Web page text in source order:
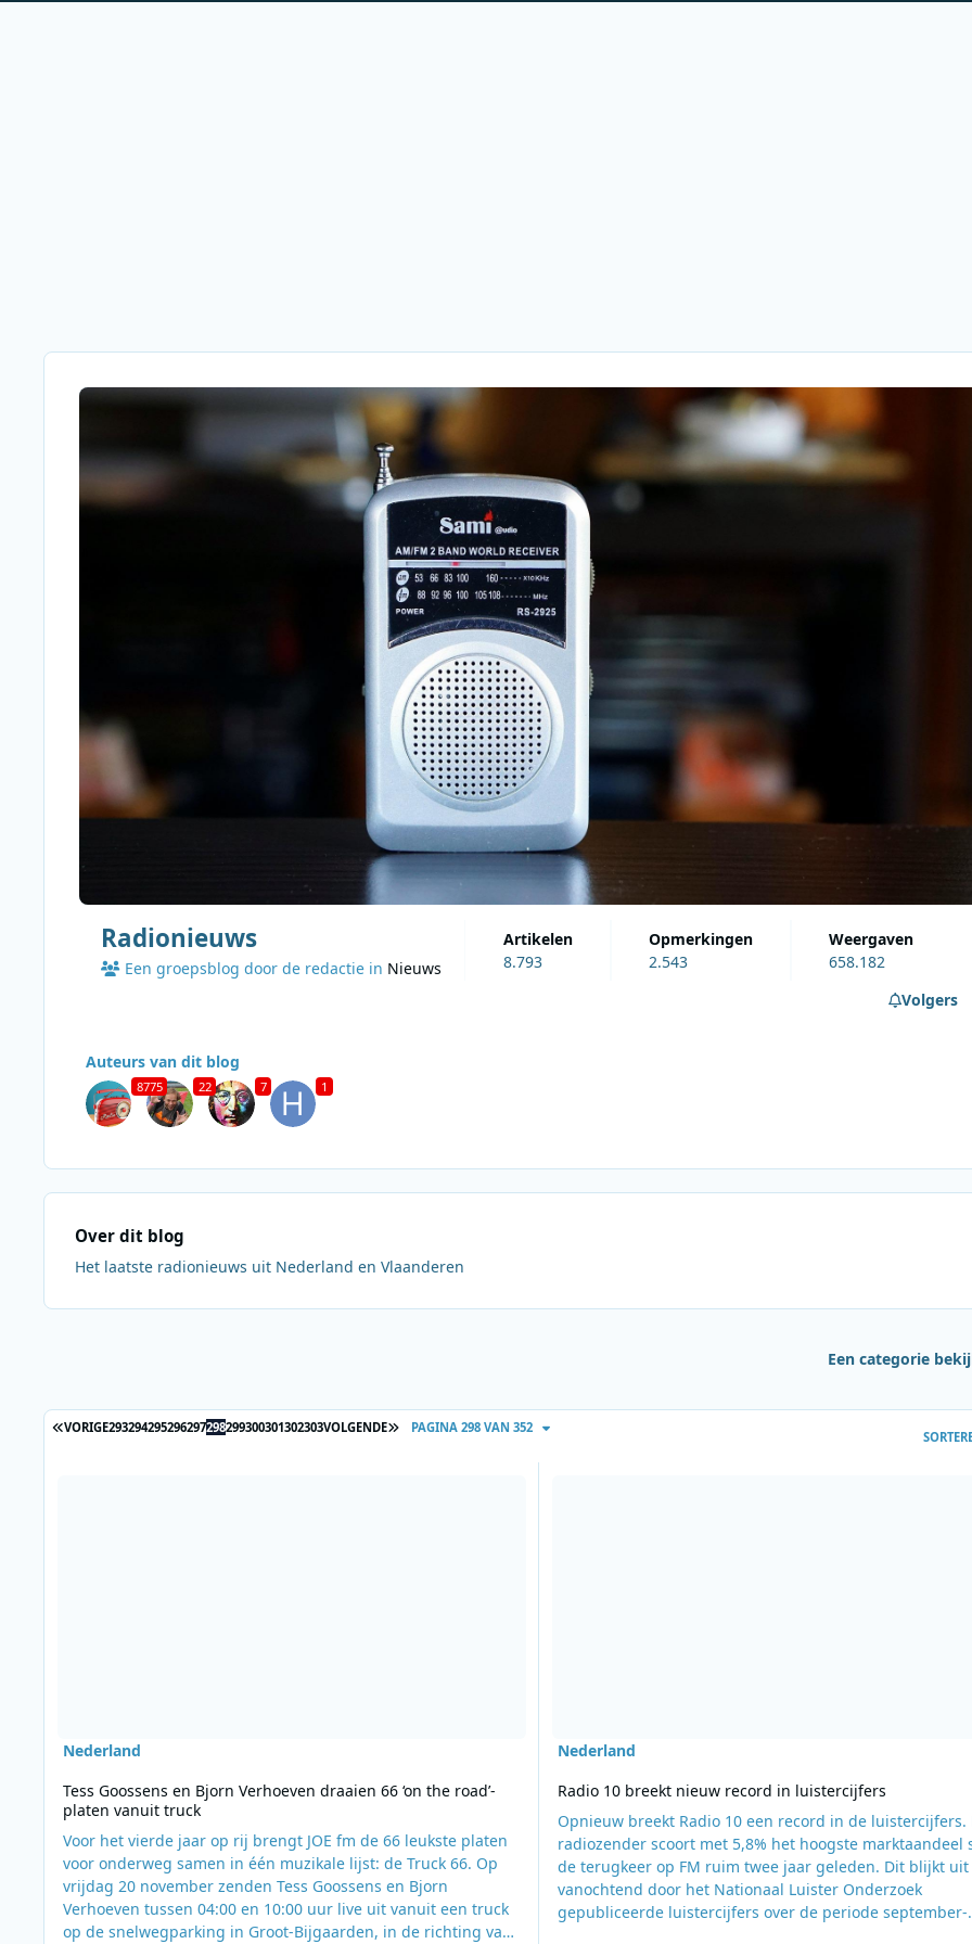
Radionieuws
Een groepsblog door de redactie in Nieuws
artikelen
8.793
opmerkingen
2.543
weergaven
658.182
Volgers
Auteurs van dit blog
8775 22 7 1
Over dit blog
Het laatste radionieuws uit Nederland en Vlaanderen
Een categorie
Berichten in deze blog
EERSTE PAGINA
VORIGE293294295296297298299300301302303VOLGENDE LAATSTE PAGINA
PAGINA 298 VAN 352
Nederland
Tess Goossens en Bjorn Verhoeven draaien 66 ‘on the road’-
platen vanuit truck
Voor het vierde jaar op rij brengt JOE fm de 66 leukste platen
voor onderweg samen in één muzikale lijst: de Truck 66. Op
vrijdag 20 november zenden Tess Goossens en Bjorn
Verhoeven tussen 04:00 en 10:00 uur live uit vanuit een truck
op de snelwegparking in Groot-Bijgaarden, in de richting van
Nederland
Radio 10 breekt nieuw record in luistercijfers
Opnieuw breekt Radio 10 een record in de luistercijfers.
radiozender scoort met 5,8% het hoogste marktaandeel
de terugkeer op FM ruim twee jaar geleden. Dit blijkt uit
vanochtend door het Nationaal Luister Onderzoek
gepubliceerde luistercijfers over de periode september-